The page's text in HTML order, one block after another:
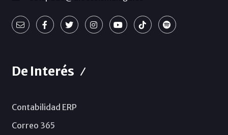
De Interés
Contabilidad ERP
Correo 365